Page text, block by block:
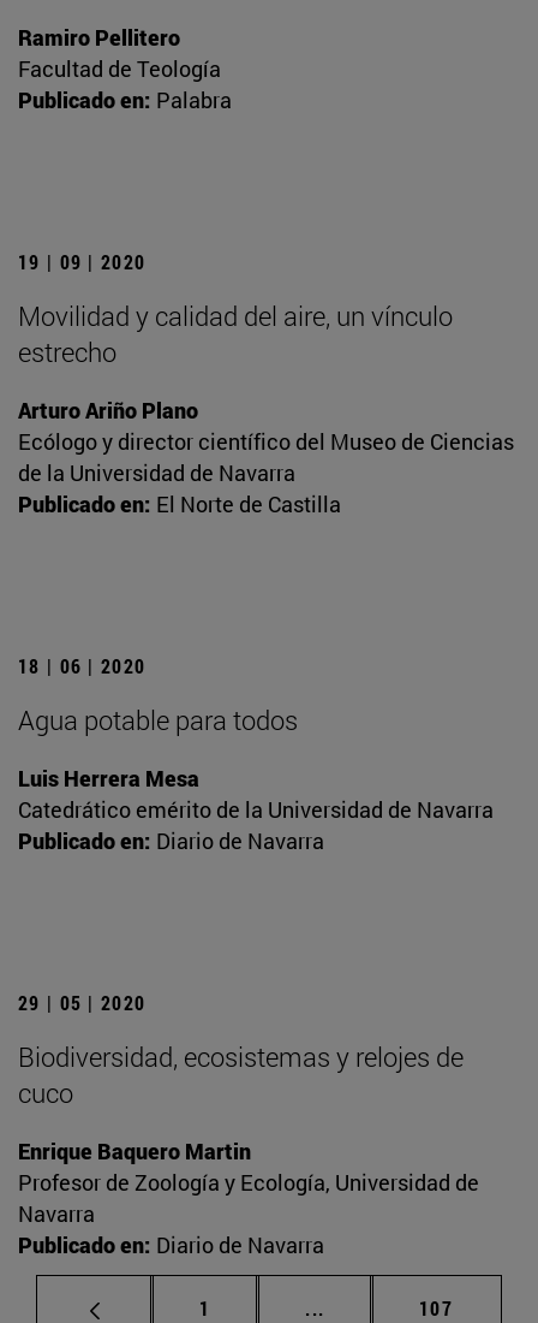
Ramiro Pellitero
Facultad de Teología
Publicado en: Palabra
19 | 09 | 2020
Movilidad y calidad del aire, un vínculo
estrecho
Arturo Ariño Plano
Ecólogo y director científico del Museo de Ciencias
de la Universidad de Navarra
Publicado en: El Norte de Castilla
18 | 06 | 2020
Agua potable para todos
Luis Herrera Mesa
Catedrático emérito de la Universidad de Navarra
Publicado en: Diario de Navarra
29 | 05 | 2020
Biodiversidad, ecosistemas y relojes de
cuco
Enrique Baquero Martin
Profesor de Zoología y Ecología, Universidad de
Navarra
Publicado en: Diario de Navarra
Página
1 ... Páginas intermedias
Página
107